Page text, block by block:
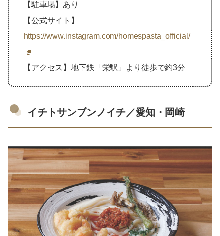
【駐車場】あり
【公式サイト】
https://www.instagram.com/homespasta_official/
【アクセス】地下鉄「栄駅」より徒歩で約3分
イチトサンブンノイチ／愛知・岡崎